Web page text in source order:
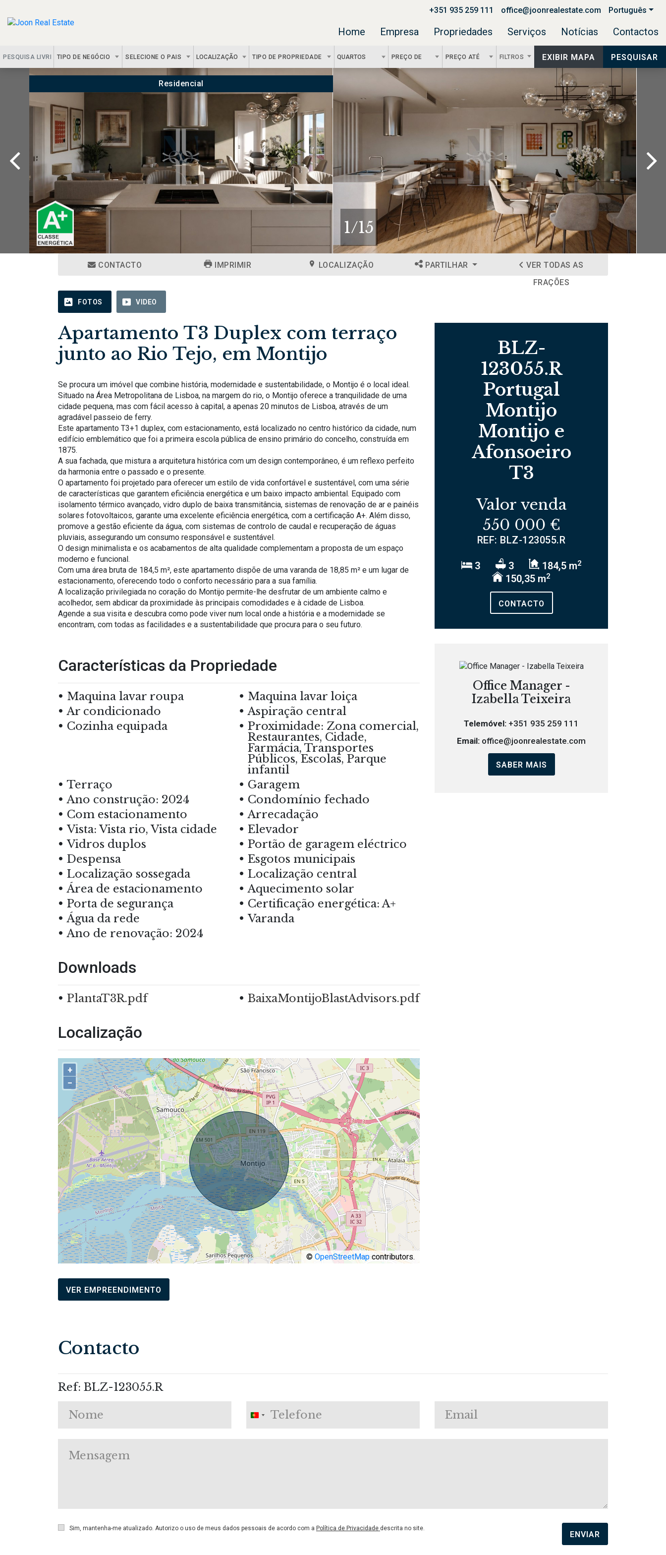
+351 935 259 111 office@joonrealestate.com Português
Home Empresa Propriedades Serviços Notícias Contactos
TIPO DE NEGÓCIO SELECIONE O PAIS LOCALIZAÇÃO TIPO DE PROPRIEDADE QUARTOS PREÇO DE PREÇO ATÉ FILTROS EXIBIR MAPA PESQUISAR
Residencial
1/15
CONTACTO IMPRIMIR LOCALIZAÇÃO PARTILHAR
VER TODAS AS
FRAÇÕES
FOTOS VIDEO
Apartamento T3 Duplex com terraço
junto ao Rio Tejo, em Montijo
Se procura um imóvel que combine história, modernidade e sustentabilidade, o Montijo é o local ideal.
Situado na Área Metropolitana de Lisboa, na margem do rio, o Montijo oferece a tranquilidade de uma
cidade pequena, mas com fácil acesso à capital, a apenas 20 minutos de Lisboa, através de um
agradável passeio de ferry.
Este apartamento T3+1 duplex, com estacionamento, está localizado no centro histórico da cidade, num
edifício emblemático que foi a primeira escola pública de ensino primário do concelho, construída em
1875.
A sua fachada, que mistura a arquitetura histórica com um design contemporâneo, é um reflexo perfeito
da harmonia entre o passado e o presente.
O apartamento foi projetado para oferecer um estilo de vida confortável e sustentável, com uma série
de características que garantem eficiência energética e um baixo impacto ambiental. Equipado com
isolamento térmico avançado, vidro duplo de baixa transmitância, sistemas de renovação de ar e painéis
solares fotovoltaicos, garante uma excelente eficiência energética, com a certificação A+. Além disso,
promove a gestão eficiente da água, com sistemas de controlo de caudal e recuperação de águas
pluviais, assegurando um consumo responsável e sustentável.
O design minimalista e os acabamentos de alta qualidade complementam a proposta de um espaço
moderno e funcional.
Com uma área bruta de 184,5 m², este apartamento dispõe de uma varanda de 18,85 m² e um lugar de
estacionamento, oferecendo todo o conforto necessário para a sua família.
A localização privilegiada no coração do Montijo permite-lhe desfrutar de um ambiente calmo e
acolhedor, sem abdicar da proximidade às principais comodidades e à cidade de Lisboa.
Agende a sua visita e descubra como pode viver num local onde a história e a modernidade se
encontram, com todas as facilidades e a sustentabilidade que procura para o seu futuro.
Características da Propriedade
Maquina lavar roupa
Maquina lavar loiça
Ar condicionado
Aspiração central
Cozinha equipada
Proximidade: Zona comercial,
Restaurantes, Cidade,
Farmácia, Transportes
Públicos, Escolas, Parque
infantil
Terraço
Garagem
Ano construção: 2024
Condomínio fechado
Com estacionamento
Arrecadação
Vista: Vista rio, Vista cidade
Elevador
Vidros duplos
Portão de garagem eléctrico
Despensa
Esgotos municipais
Localização sossegada
Localização central
Área de estacionamento
Aquecimento solar
Porta de segurança
Certificação energética: A+
Água da rede
Varanda
Ano de renovação: 2024
Downloads
PlantaT3R.pdf BaixaMontijoBlastAdvisors.pdf
Localização
+
−
© OpenStreetMapcontributors.
VER EMPREENDIMENTO
BLZ-
123055.R
Portugal
Montijo
Montijo e
Afonsoeiro
T3
Valor venda
550 000 €
REF: BLZ-123055.R
3 3 184,5 m2
150,35 m2
CONTACTO
Office Manager -
Izabella Teixeira
Telemóvel: +351 935 259 111
Email: office@joonrealestate.com
SABER MAIS
Contacto
Ref: BLZ-123055.R
Portugal
+351
Sim, mantenha-me atualizado. Autorizo o uso de meus dados pessoais de acordo com a Política de Privacidade descrita no site.
ENVIAR